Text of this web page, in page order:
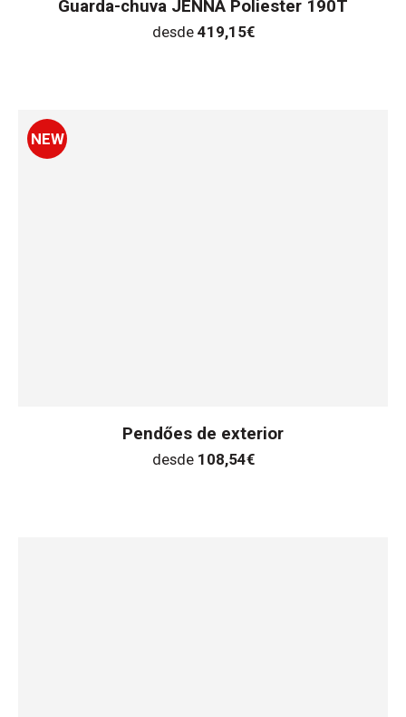
Guarda-chuva JENNA Poliester 190T
desde 419,15€
NEW
Pendőes de exterior
desde 108,54€